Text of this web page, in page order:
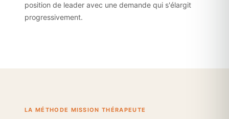
position de leader avec une demande qui s'élargit
progressivement.
LA MÉTHODE MISSION THÉRAPEUTE